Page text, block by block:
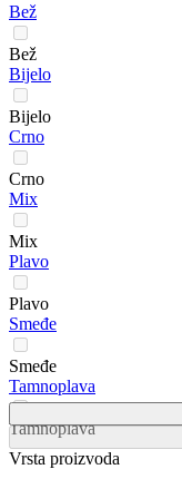
Bež
Bež
Bijelo
Bijelo
Crno
Crno
Mix
Mix
Plavo
Plavo
Smeđe
Smeđe
Tamnoplava
Tamnoplava
Vrsta proizvoda